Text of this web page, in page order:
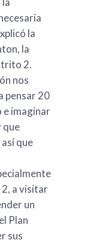
la
la
2.
nos
pensar 20
e imaginar
que
que
a visitar
un
Plan
sus